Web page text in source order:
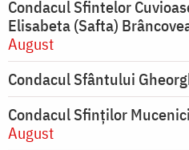
Condacul Sfintelor
Elisabeta (Safta)
August
Condacul Sfântului
Condacul Sfinţilor
August